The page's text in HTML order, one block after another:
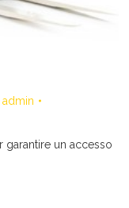
admin
un accesso